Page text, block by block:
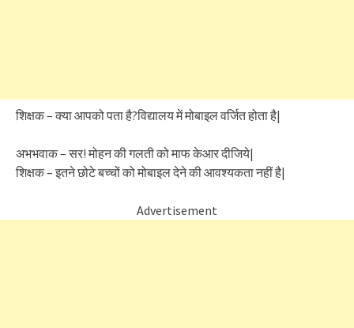
शिक्षक – क्या आपको पता है?विद्यालय में मोबाइल वर्जित होता है|
अभभवाक – सर! मोहन की गलती को माफ केआर दीजिये|
शिक्षक – इतने छोटे बच्चों को मोबाइल देने की आवश्यकता नहीं है|
Advertisement